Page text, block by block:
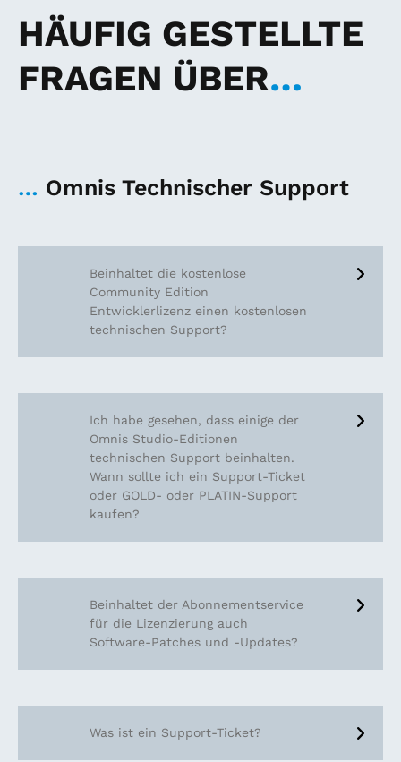
HÄUFIG GESTELLTE
FRAGEN ÜBER…
… Omnis Technischer Support
Beinhaltet die kostenlose
Community Edition
Entwicklerlizenz einen kostenlosen
technischen Support?
Edition ist ein Basis-Support-
Service enthalten. Dieser Basis-
Support-Service wird von
kostenlose Support-Service ist in
der Anzahl der Fälle nicht begrenzt,
Ich habe gesehen, dass einige der
Omnis Studio-Editionen
technischen Support beinhalten.
Wann sollte ich ein Support-Ticket
oder GOLD- oder PLATIN-Support
kaufen?
Omnis Studio CommunityPro
Edition und die Professional Edition
Professional Edition enthalten
Beinhaltet der Abonnementservice
für die Lizenzierung auch
Software-Patches und -Updates?
Was ist ein Support-Ticket?